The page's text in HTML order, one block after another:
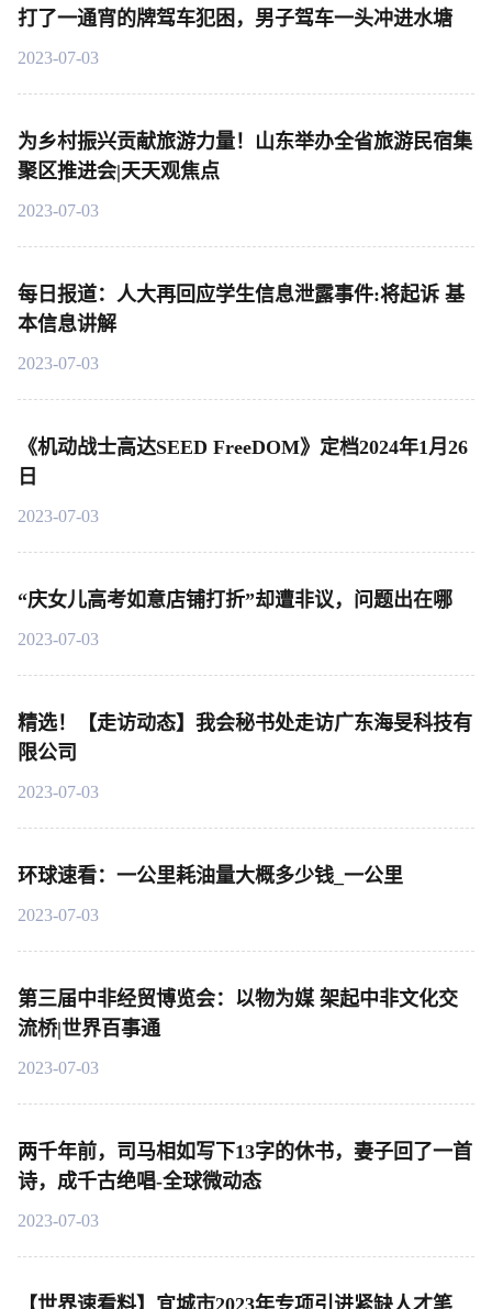
打了一通宵的牌驾车犯困，男子驾车一头冲进水塘
2023-07-03
为乡村振兴贡献旅游力量！山东举办全省旅游民宿集
聚区推进会|天天观焦点
2023-07-03
每日报道：人大再回应学生信息泄露事件:将起诉 基
本信息讲解
2023-07-03
《机动战士高达SEED FreeDOM》定档2024年1月26
日
2023-07-03
“庆女儿高考如意店铺打折”却遭非议，问题出在哪
2023-07-03
精选！【走访动态】我会秘书处走访广东海旻科技有
限公司
2023-07-03
环球速看：一公里耗油量大概多少钱_一公里
2023-07-03
第三届中非经贸博览会：以物为媒 架起中非文化交
流桥|世界百事通
2023-07-03
两千年前，司马相如写下13字的休书，妻子回了一首
诗，成千古绝唱-全球微动态
2023-07-03
【世界速看料】宜城市2023年专项引进紧缺人才笔